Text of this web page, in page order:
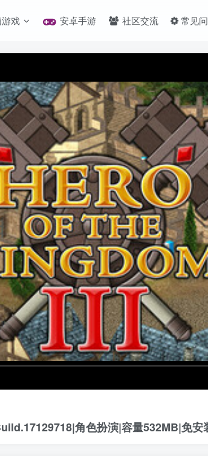
戏 安卓手游 社区交流 常见
角色扮演|容量532MB|免安